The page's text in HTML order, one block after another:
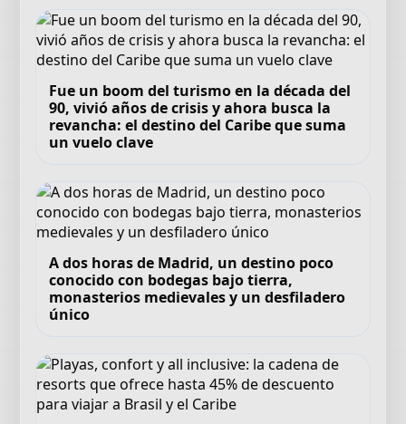
Fue un boom del turismo en la década del
90, vivió años de crisis y ahora busca la
revancha: el destino del Caribe que suma
un vuelo clave
A dos horas de Madrid, un destino poco
conocido con bodegas bajo tierra,
monasterios medievales y un desfiladero
único